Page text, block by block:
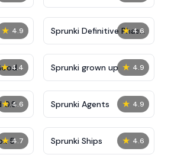
★ 4.9 ★ 4.6
Sprunki Definitive Phase
7
★ 4.4 ★ 4.9
Sprunki grown up
★ 4.6
0.9 ★ 4.9
Sprunki Agents
★ 4.7
5 ★ 4.6
Sprunki Ships